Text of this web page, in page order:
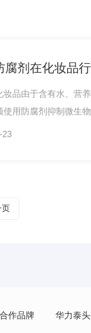
腐剂在化妆品
妆品由于含有水、营
使用防腐剂抑制微生
，进而给皮肤健康带
23
合作品牌 华力泰